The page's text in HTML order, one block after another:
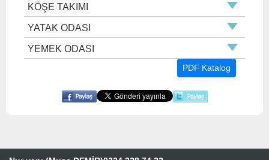
KÖŞE TAKIMI
YATAK ODASI
YEMEK ODASI
PDF Katalog